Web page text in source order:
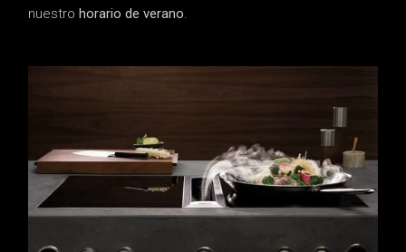
nuestrohorario de verano.